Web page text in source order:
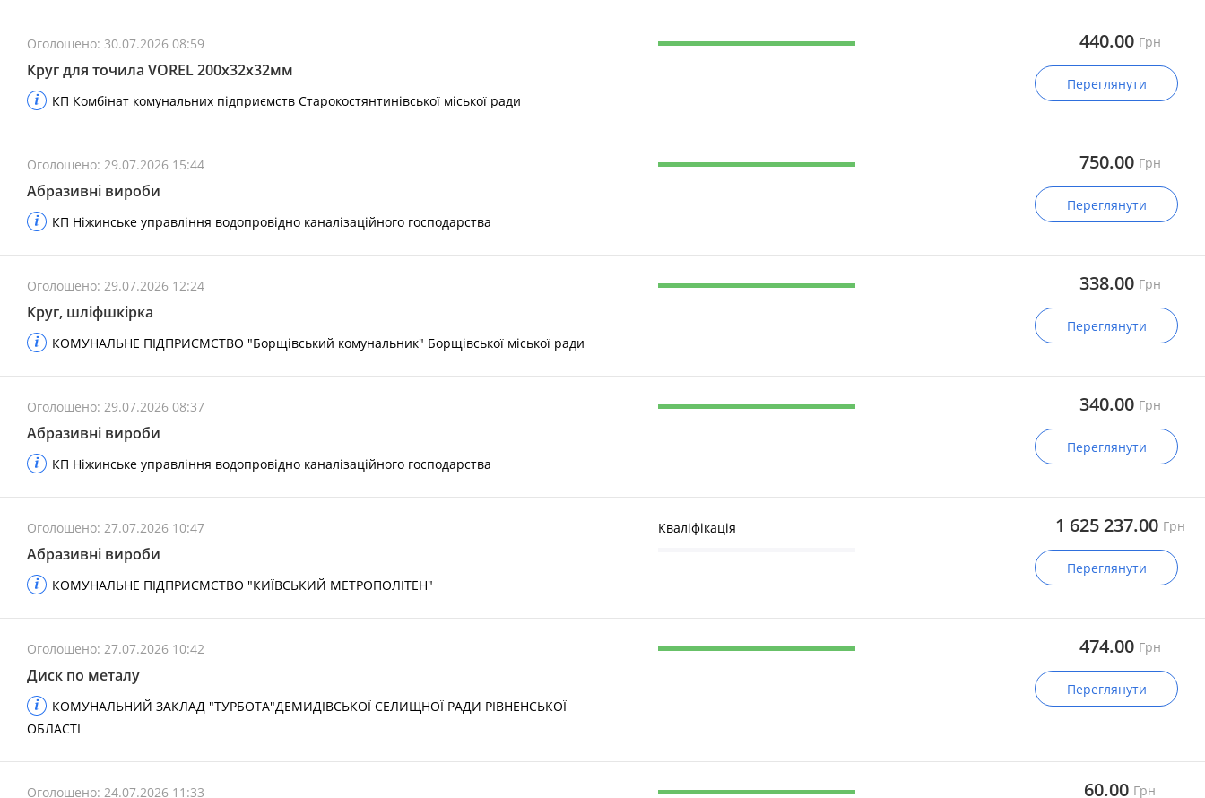
Оголошено: 30.07.2026 08:59
Круг для точила VOREL 200х32х32мм
КП Комбінат комунальних підприємств Старокостянтинівської міської ради
440.00 Грн
Переглянути
Оголошено: 29.07.2026 15:44
Абразивні вироби
КП Ніжинське управління водопровідно каналізаційного господарства
750.00 Грн
Переглянути
Оголошено: 29.07.2026 12:24
Круг, шліфшкірка
КОМУНАЛЬНЕ ПІДПРИЄМСТВО "Борщівський комунальник" Борщівської міської ради
338.00 Грн
Переглянути
Оголошено: 29.07.2026 08:37
Абразивні вироби
КП Ніжинське управління водопровідно каналізаційного господарства
340.00 Грн
Переглянути
Оголошено: 27.07.2026 10:47
Абразивні вироби
КОМУНАЛЬНЕ ПІДПРИЄМСТВО "КИЇВСЬКИЙ МЕТРОПОЛІТЕН"
Кваліфікація 1 625 237.00 Грн
Переглянути
Оголошено: 27.07.2026 10:42
Диск по металу
КОМУНАЛЬНИЙ ЗАКЛАД "ТУРБОТА"ДЕМИДІВСЬКОЇ СЕЛИЩНОЇ РАДИ РІВНЕНСЬКОЇ
ОБЛАСТІ
474.00 Грн
Переглянути
Оголошено: 24.07.2026 11:33 60.00 Грн